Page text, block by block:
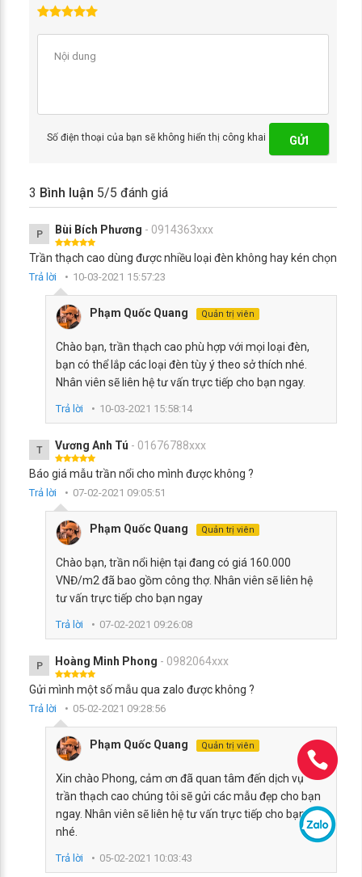
Số điện thoại của bạn sẽ không hiển thị công khai GỬI
3 Bình luận 5/5 đánh giá
P Bùi Bích Phương - 0914363xxx
Trần thạch cao dùng được nhiều loại đèn không hay kén chọn
Trả lời 10-03-2021 15:57:23
Phạm Quốc Quang Quản trị viên
Chào bạn, trần thạch cao phù hợp với mọi loại đèn,
bạn có thể lắp các loại đèn tùy ý theo sở thích nhé.
Nhân viên sẽ liên hệ tư vấn trực tiếp cho bạn ngay.
Trả lời 10-03-2021 15:58:14
T Vương Anh Tú - 01676788xxx
Báo giá mẫu trần nổi cho mình được không ?
Trả lời 07-02-2021 09:05:51
Phạm Quốc Quang Quản trị viên
Chào bạn, trần nổi hiện tại đang có giá 160.000
VNĐ/m2 đã bao gồm công thợ. Nhân viên sẽ liên hệ
tư vấn trực tiếp cho bạn ngay
Trả lời 07-02-2021 09:26:08
P Hoàng Minh Phong - 0982064xxx
Gửi mình một số mẫu qua zalo được không ?
Trả lời 05-02-2021 09:28:56
Phạm Quốc Quang Quản trị viên
Xin chào Phong, cảm ơn đã quan tâm đến dịch vụ
trần thạch cao chúng tôi sẽ gửi các mẫu đẹp cho bạn
ngay. Nhân viên sẽ liên hệ tư vấn trực tiếp cho bạn
nhé.
Trả lời 05-02-2021 10:03:43